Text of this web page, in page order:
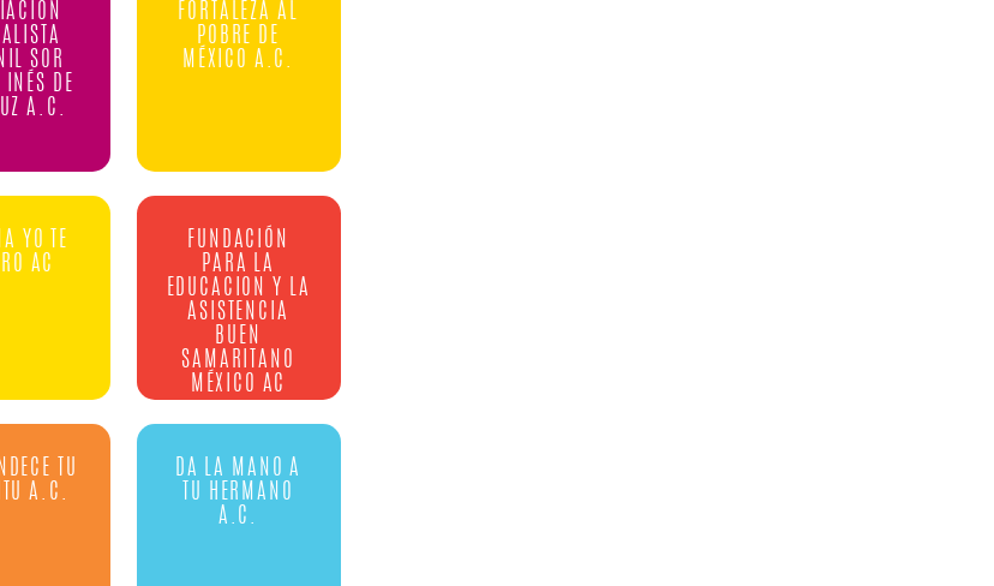
SOR
DE
A.C.
FORTALEZA AL
POBRE DE
MÉXICO A.C.
YO TE
AC
FUNDACIÓN
PARA LA
EDUCACION Y LA
ASISTENCIA
BUEN
SAMARITANO
MÉXICO AC
TU
A.C.
DA LA MANO A
TU HERMANO
A.C.